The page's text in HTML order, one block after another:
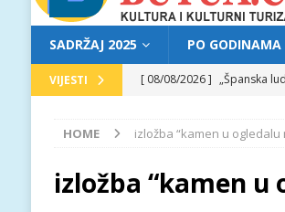
SADRŽAJ 2025 PO GODINAMA
VIJESTI [ 08/08/2026 ] „Španska
[ 07/08/2026 ] Trg
FOKUS
Najava
HOME izložba “kamen u ogledalu
izložba “kamen u